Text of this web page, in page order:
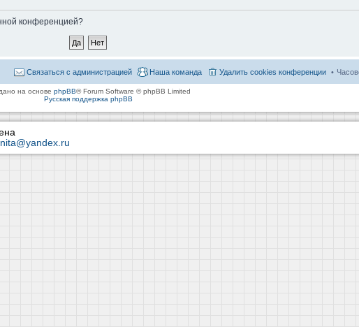
конференцией?
Удалить cookies конференции
Наша команда
Связаться с администрацией
на основе phpBB® Forum Software © phpBB Limited
Русская поддержка phpBB